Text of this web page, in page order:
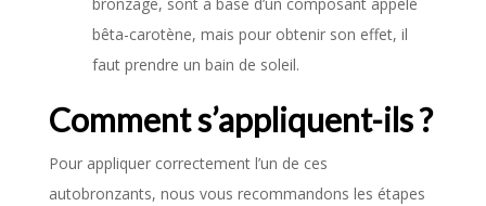
bêta-carotène, mais pour obtenir son effet, il
faut prendre un bain de soleil.
Comment s’appliquent-ils ?
Pour appliquer correctement l’un de ces
autobronzants, nous vous recommandons les étapes